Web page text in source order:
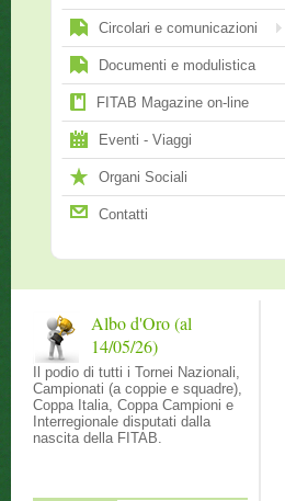
Circolari e comunicazioni
Documenti e modulistica
FITAB Magazine on-line
Eventi - Viaggi
Organi Sociali
Contatti
Albo d'Oro (al
14/05/26)
Il podio di tutti i Tornei Nazionali,
Campionati (a coppie e squadre),
Coppa Italia, Coppa Campioni e
Interregionale disputati dalla
nascita della FITAB.